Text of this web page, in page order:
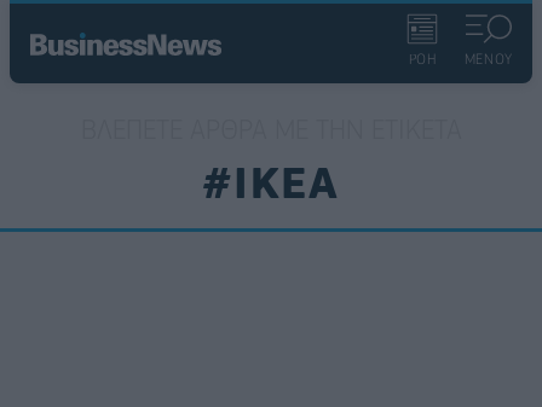
ΡΟΗ ΜΕΝΟΥ
#IKEA